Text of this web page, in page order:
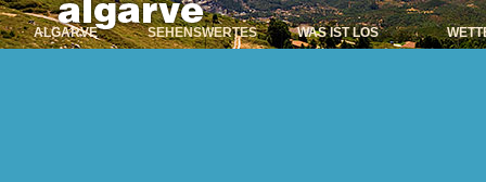
ALGARVE SEHENSWERTES WAS IST LOS